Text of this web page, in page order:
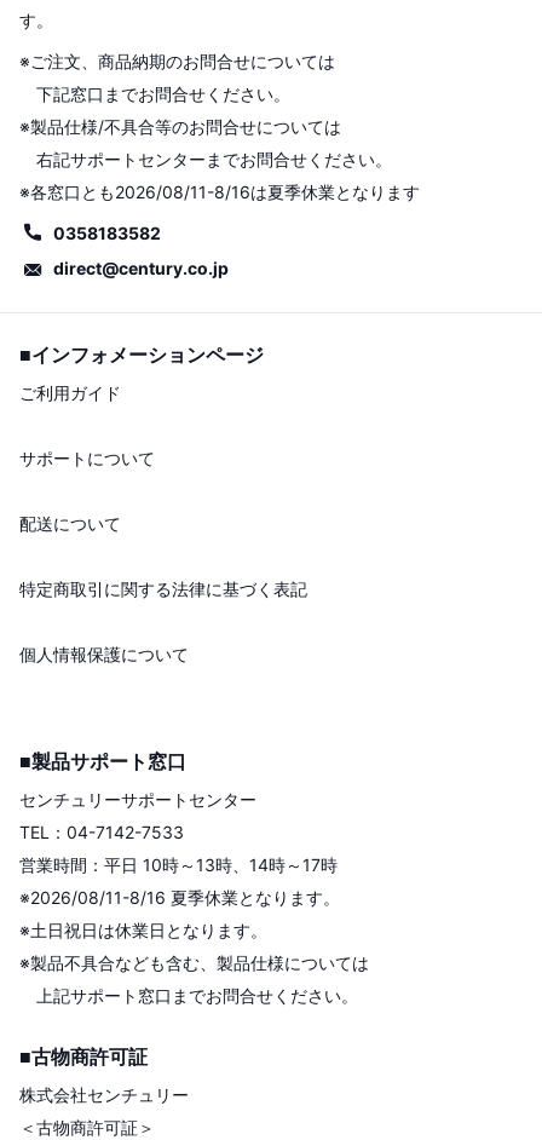
す。
※ご注文、商品納期のお問合せについては
下記窓口までお問合せください。
※製品仕様/不具合等のお問合せについては
右記サポートセンターまでお問合せください。
※各窓口とも2026/08/11-8/16は夏季休業となります
0358183582
direct@century.co.jp
■インフォメーションページ
ご利用ガイド
サポートについて
配送について
特定商取引に関する法律に基づく表記
個人情報保護について
■製品サポート窓口
センチュリーサポートセンター
TEL：04-7142-7533
営業時間：平日 10時～13時、14時～17時
※2026/08/11-8/16 夏季休業となります。
※土日祝日は休業日となります。
※製品不具合なども含む、製品仕様については
上記サポート窓口までお問合せください。
■古物商許可証
株式会社センチュリー
＜古物商許可証＞